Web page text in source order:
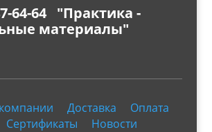
64-64 "Практика -
материалы"
Доставка
Оплата
Сертификаты
Новости